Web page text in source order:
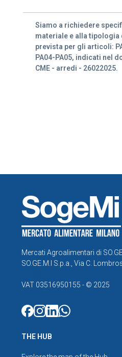
Siamo a richiedere
materiale e alla tipologia
prevista per gli articoli:
PA04-PA05, indicati nel
CME - arredi - 26022025.
Mercati Agroalimentari di
SO.GE.M.I S.p.a., Via C.
VAT 03516950155 - © 2025
THE HUB